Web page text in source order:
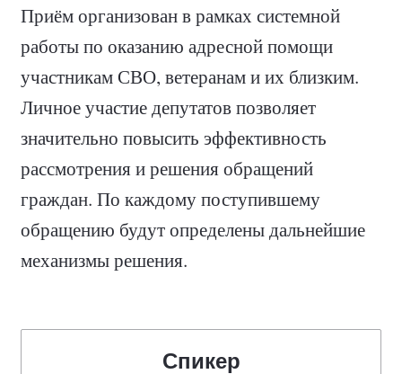
Приём организован в рамках системной
работы по оказанию адресной помощи
участникам СВО, ветеранам и их близким.
Личное участие депутатов позволяет
значительно повысить эффективность
рассмотрения и решения обращений
граждан. По каждому поступившему
обращению будут определены дальнейшие
механизмы решения.
Спикер